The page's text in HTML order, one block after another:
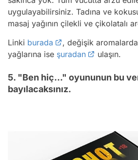
uygulayabilirsiniz. Tadına ve
masaj yağının çilekli ve çikolatalı
Linki burada
, değişik
yağlarına ise şuradan ulaşın.
5. "Ben hiç..." oyununun bu
bayılacaksınız.